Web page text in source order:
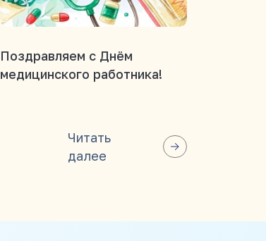
Поздравляем с Днём
медицинского работника!
Читать
далее